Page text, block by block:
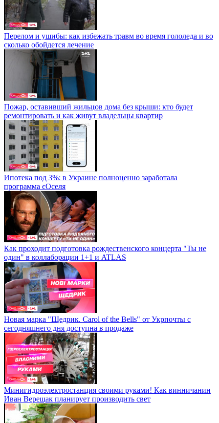
Перелом и ушибы: как избежать травм во время гололеда и во
сколько обойдется лечение
Пожар, оставивший жильцов дома без крыши: кто будет
ремонтировать и как живут владельцы квартир
Ипотека под 3%: в Украине полноценно заработала
программа єОселя
Как проходит подготовка рождественского концерта "Ты не
один" в коллаборации 1+1 и ATLAS
Новая марка "Щедрик. Carol of the Bells" от Укрпочты с
сегодняшнего дня доступна в продаже
Минигидроэлектростанция своими руками! Как винничанин
Иван Верещак планирует производить свет